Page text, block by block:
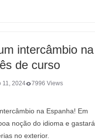
intercâmbio na
de curso
11, 2024
7996 Views
na Espanha! Em
noção do idioma e gastará
no exterior.